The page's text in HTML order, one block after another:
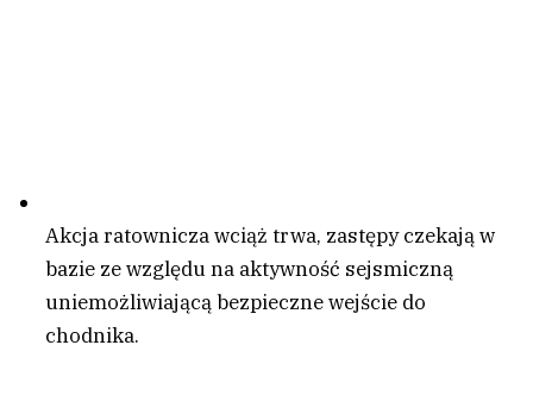
Akcja ratownicza wciąż trwa, zastępy czekają w
bazie ze względu na aktywność sejsmiczną
uniemożliwiającą bezpieczne wejście do
chodnika.